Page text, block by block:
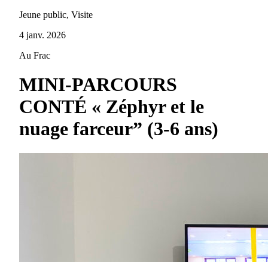
Jeune public, Visite
4 janv. 2026
Au Frac
MINI-PARCOURS
CONTÉ « Zéphyr et le
nuage farceur” (3-6 ans)